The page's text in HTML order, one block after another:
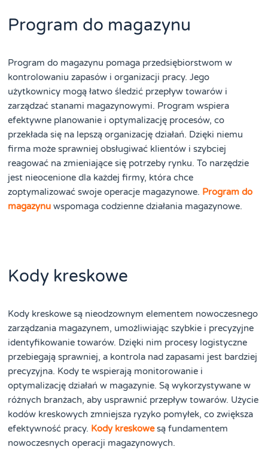
Program do magazynu
Program do magazynu pomaga przedsiębiorstwom w
kontrolowaniu zapasów i organizacji pracy. Jego
użytkownicy mogą łatwo śledzić przepływ towarów i
zarządzać stanami magazynowymi. Program wspiera
efektywne planowanie i optymalizację procesów, co
przekłada się na lepszą organizację działań. Dzięki niemu
firma może sprawniej obsługiwać klientów i szybciej
reagować na zmieniające się potrzeby rynku. To narzędzie
jest nieocenione dla każdej firmy, która chce
zoptymalizować swoje operacje magazynowe. Program do
magazynu wspomaga codzienne działania magazynowe.
Kody kreskowe
Kody kreskowe są nieodzownym elementem nowoczesnego
zarządzania magazynem, umożliwiając szybkie i precyzyjne
identyfikowanie towarów. Dzięki nim procesy logistyczne
przebiegają sprawniej, a kontrola nad zapasami jest bardziej
precyzyjna. Kody te wspierają monitorowanie i
optymalizację działań w magazynie. Są wykorzystywane w
różnych branżach, aby usprawnić przepływ towarów. Użycie
kodów kreskowych zmniejsza ryzyko pomyłek, co zwiększa
efektywność pracy. Kody kreskowesą fundamentem
nowoczesnych operacji magazynowych.